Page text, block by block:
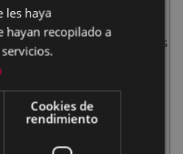
vulnerable. Se enfoca en
el diseño de herramientas
identificación de este
modelo, así como en
les haya
hayan recopilado a
Cookies de
rendimiento